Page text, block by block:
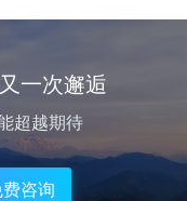
一次邂逅
超越期待
咨询